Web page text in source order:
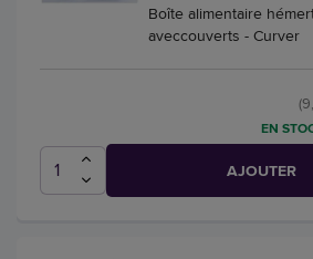
Boîte alimentaire
aveccouverts - Curver
EN
AJOUTER